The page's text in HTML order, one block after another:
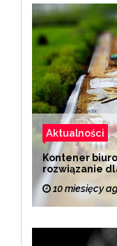
Aktualności
Kontener
rozwiązanie
10 miesięcy